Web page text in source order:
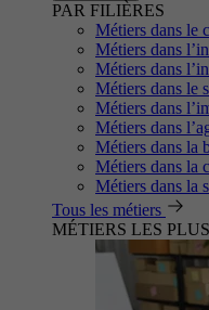
PAR FILIÈRES
Métiers dans le
Métiers dans
Métiers dans
Métiers dans le
Métiers dans
Métiers dans
Métiers dans la
Métiers dans la
Métiers dans la
Tous les métiers
MÉTIERS LES